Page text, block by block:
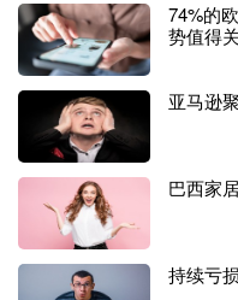
前不久，Shopee 波兰
加坡时间）新增SLS物流
济渠道-派送到门）。
生影响，只是为买家提
渠道仅适用于体积与重量
波兰电商发展虽起步较
74%的
势值得
亚马逊
巴西家
持续亏